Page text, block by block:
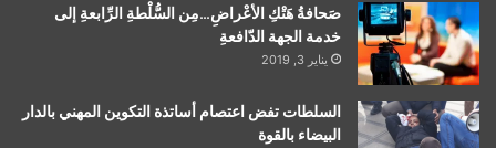
صَحافةُ هَتْكِ الأعْراضِ…مِن السُّلْطةِ الرِّابعةِ إلى
خدمة الجهة الدّافعةِ
يناير 3, 2019
السلطات تفض اعتصام أساتذة التكوين المهني بالدار
البيضاء بالقوة